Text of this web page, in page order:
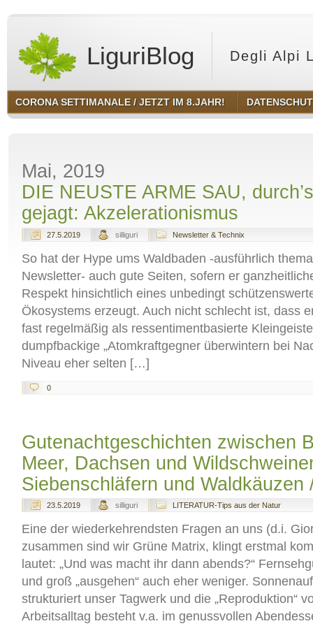
LiguriBlog Degli Alpi
CORONA SETTIMANALE / JETZT IM 8.JAHR!
Mai, 2019
DIE NEUSTE ARME SAU,
gejagt: Akzelerationismus
27.5.2019 silliguri Newsletter & Technix
So hat der Hype ums Waldbaden -ausführlich
Newsletter- auch gute Seiten, sofern er
Respekt hinsichtlich eines unbedingt
Ökosystems erzeugt. Auch nicht schlecht ist, dass
fast regelmäßig als ressentimentbasierte
dumpfbackige „Atomkraftgegner überwintern bei
Niveau eher selten […]
0
Gutenachtgeschichten zwischen
Meer, Dachsen und
Siebenschläfern und Waldkäuzen
23.5.2019 silliguri LITERATUR-Tips aus der Natur
Eine der wiederkehrendsten Fragen an uns (d.i.
zusammen sind wir Grüne Matrix, klingt erstmal
lautet: „Und was macht ihr dann abends?“
und groß „ausgehen“ auch eher weniger.
strukturiert unser Tagwerk und die „Reproduktion“
Arbeitsalltag besteht v.a. im genussvollen